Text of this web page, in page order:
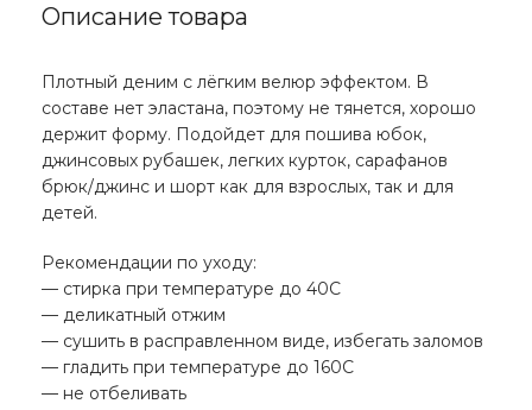
Описание товара
Плотный деним с лёгким велюр эффектом. В
составе нет эластана, поэтому не тянется, хорошо
держит форму. Подойдет для пошива юбок,
джинсовых рубашек, легких курток, сарафанов
брюк/джинс и шорт как для взрослых, так и для
детей.
Рекомендации по уходу:
— стирка при температуре до 40С
— деликатный отжим
— сушить в расправленном виде, избегать заломов
— гладить при температуре до 160С
— не отбеливать